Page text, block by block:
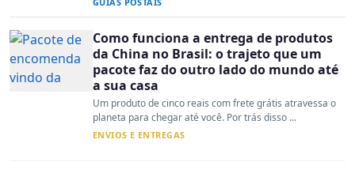
Como funciona a entrega de produtos
da China no Brasil: o trajeto que um
pacote faz do outro lado do mundo até
a sua casa
Um produto de cinco reais com frete grátis atravessa o
planeta para chegar até você. Por trás disso ...
ENVIOS E ENTREGAS